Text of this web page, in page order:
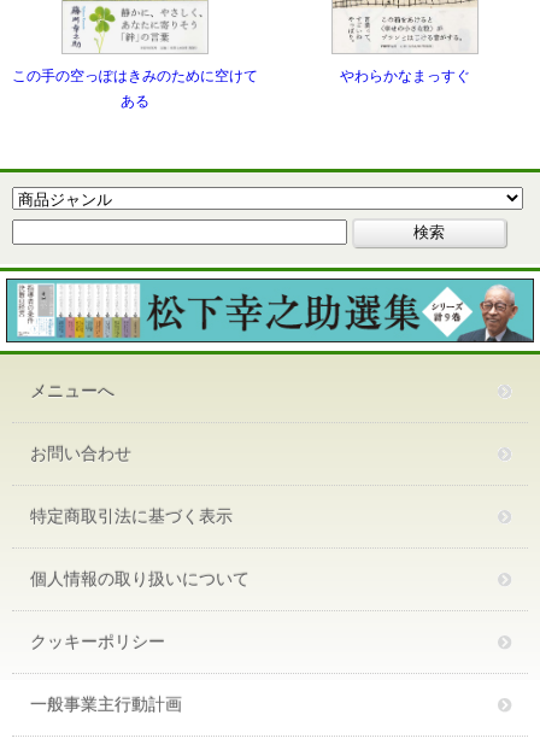
この手の空っぽはきみのために空けて
ある
やわらかなまっすぐ
メニューへ
お問い合わせ
特定商取引法に基づく表示
個人情報の取り扱いについて
クッキーポリシー
一般事業主行動計画